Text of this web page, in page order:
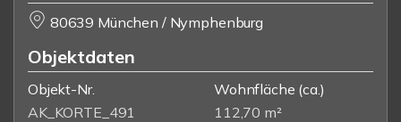
80639 München / Nymphenburg
Objektdaten
Objekt-Nr.
AK_KORTE_491
Wohnfläche (ca.)
112,70 m²